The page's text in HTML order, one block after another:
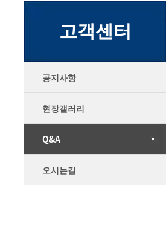
고객센터
공지사항
현장갤러리
Q&A
오시는길